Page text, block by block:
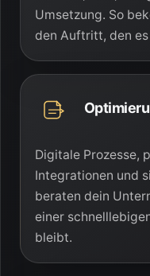
Umsetzung. So
den Auftritt, den
Digitale Prozesse,
Integrationen und
beraten dein
einer
bleibt.